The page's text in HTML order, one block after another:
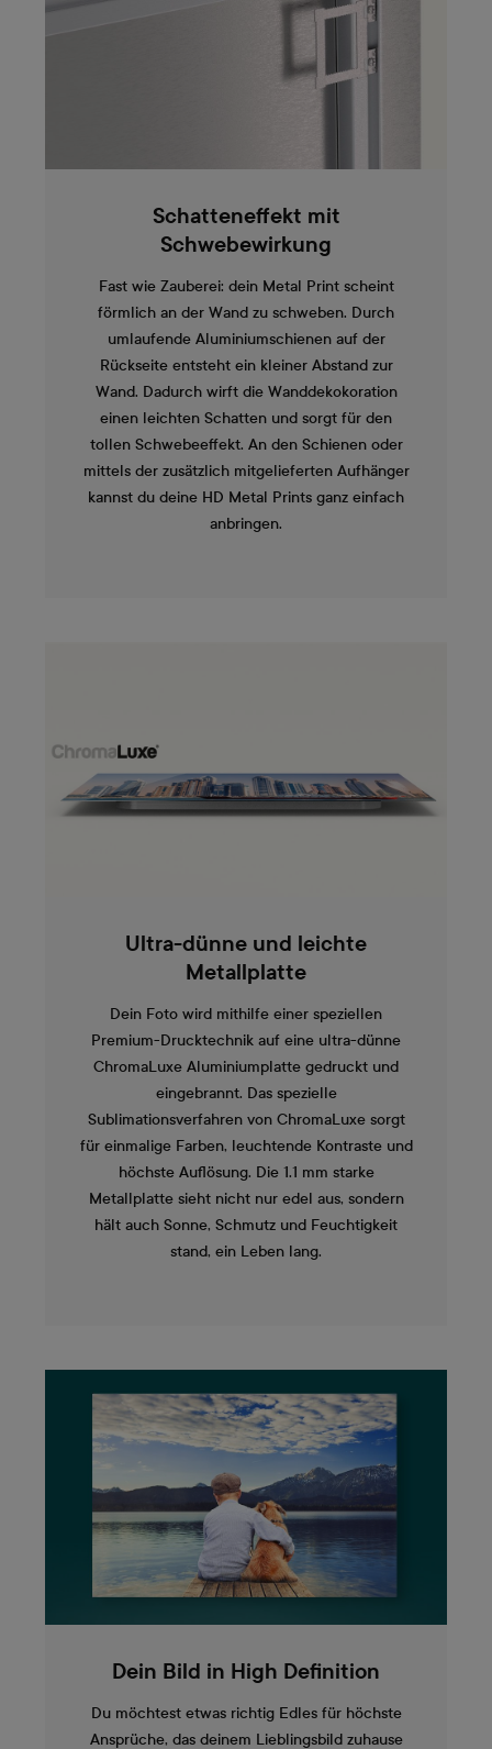
Schatteneffekt mit
Schwebewirkung
Fast wie Zauberei: dein Metal Print scheint
förmlich an der Wand zu schweben. Durch
umlaufende Aluminiumschienen auf der
Rückseite entsteht ein kleiner Abstand zur
Wand. Dadurch wirft die Wanddekokoration
einen leichten Schatten und sorgt für den
tollen Schwebeeffekt. An den Schienen oder
mittels der zusätzlich mitgelieferten Aufhänger
kannst du deine HD Metal Prints ganz einfach
anbringen.
Ultra-dünne und leichte
Metallplatte
Dein Foto wird mithilfe einer speziellen
Premium-Drucktechnik auf eine ultra-dünne
ChromaLuxe Aluminiumplatte gedruckt und
eingebrannt. Das spezielle
Sublimationsverfahren von ChromaLuxe sorgt
für einmalige Farben, leuchtende Kontraste und
höchste Auflösung. Die 1.1 mm starke
Metallplatte sieht nicht nur edel aus, sondern
hält auch Sonne, Schmutz und Feuchtigkeit
stand, ein Leben lang.
Dein Bild in High Definition
Du möchtest etwas richtig Edles für höchste
Ansprüche, das deinem Lieblingsbild zuhause